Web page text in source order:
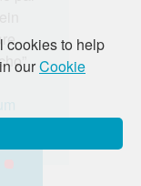
cookies to help
ourCookie